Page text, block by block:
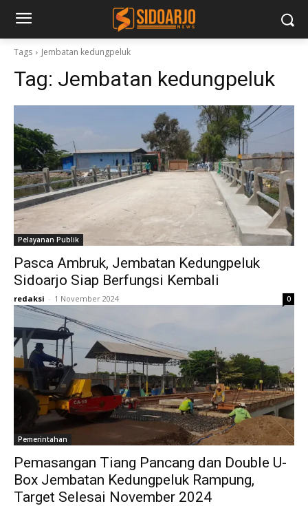
Tags Jembatan kedungpeluk
Tag: Jembatan kedungpeluk
Pelayanan Publik
Pasca Ambruk, Jembatan Kedungpeluk
Sidoarjo Siap Berfungsi Kembali
redaksi - 1 November 2024 0
Pemerintahan
Pemasangan Tiang Pancang dan Double U-
Box Jembatan Kedungpeluk Rampung,
Target Selesai November 2024